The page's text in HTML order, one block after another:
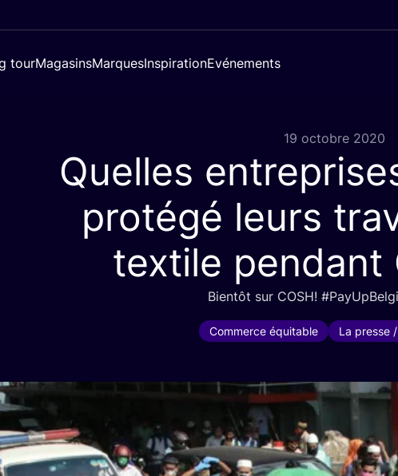
tourMagasinsMarquesInspirationEvénements
19 octobre 2020
Quelles
protégé leurs
textile pendant
Bien­tôt sur COSH!
Commerce équitable La presse